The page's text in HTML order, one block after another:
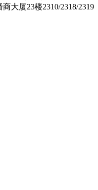
大厦23楼2310/2318/2319